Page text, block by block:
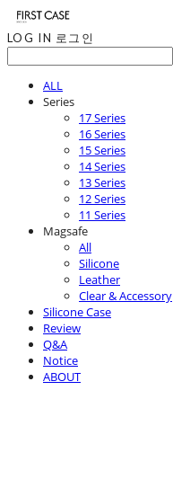
LOG IN 로그인
ALL
Series
17 Series
16 Series
15 Series
14 Series
13 Series
12 Series
11 Series
Magsafe
All
Silicone
Leather
Clear & Accessory
Silicone Case
Review
Q&A
Notice
ABOUT